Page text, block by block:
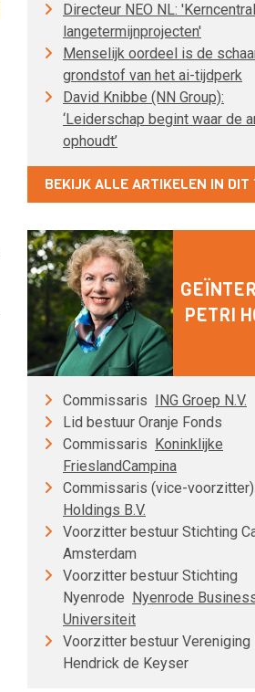
Directeur NEO NL:
langetermijnprojecten'
Menselijk oordeel is de
grondstof van het ai-tijdperk
David Knibbe (NN Group):
‘Leiderschap begint waar de
ophoudt’
BEKIJK ALLE ARTIKELEN IN DIT
PETRI
Commissaris ING Groep N.V.
Lid bestuur Oranje Fonds
Commissaris Koninklijke
FrieslandCampina
Commissaris (vice-voorzitter)
Holdings B.V.
Voorzitter bestuur Stichting
Amsterdam
Voorzitter bestuur Stichting
Nyenrode Nyenrode
Universiteit
Voorzitter bestuur Vereniging
Hendrick de Keyser